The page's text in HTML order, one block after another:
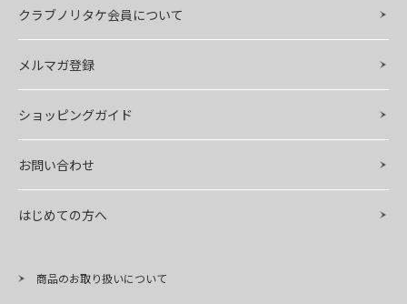
クラブノリタケ会員について
メルマガ登録
ショッピングガイド
お問い合わせ
はじめての方へ
商品のお取り扱いについて